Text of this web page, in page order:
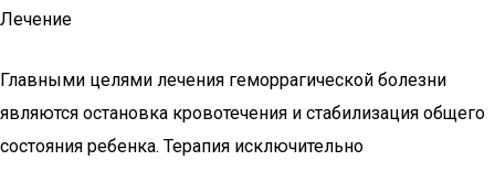
Лечение
Главными целями лечения геморрагической болезни
являются остановка кровотечения и стабилизация общего
состояния ребенка. Терапия исключительно